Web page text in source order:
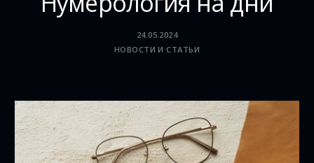
24.05.2024
НОВОСТИ И СТАТЬИ